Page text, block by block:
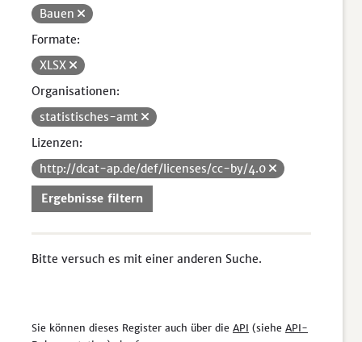
Bauen
Formate:
XLSX
Organisationen:
statistisches-amt
Lizenzen:
http://dcat-ap.de/def/licenses/cc-by/4.0
Ergebnisse filtern
Bitte versuch es mit einer anderen Suche.
Sie können dieses Register auch über die API (siehe API-